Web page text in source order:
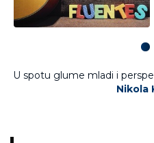
U spotu glume mladi i
Nikola